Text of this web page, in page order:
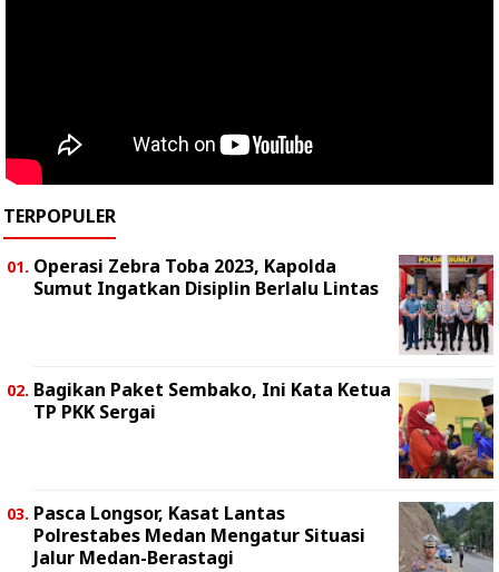
TERPOPULER
Operasi Zebra Toba 2023, Kapolda
Sumut Ingatkan Disiplin Berlalu Lintas
Bagikan Paket Sembako, Ini Kata Ketua
TP PKK Sergai
Pasca Longsor, Kasat Lantas
Polrestabes Medan Mengatur Situasi
Jalur Medan-Berastagi